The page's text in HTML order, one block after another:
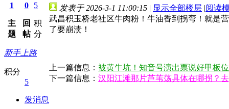
1
主
题
0
回
帖
5
积
分
新手上路
积分
5
发消息
发表于 2026-3-1 11:00:15 | 显示全部楼层 |阅读
武昌积玉桥老社区牛肉粉！牛油香到拐弯！就是
了要崩溃！
上一篇信息： 被黄牛坑！知音号演出票说好甲板
下一篇信息： 汉阳江滩那片芦苇荡具体在哪拐？